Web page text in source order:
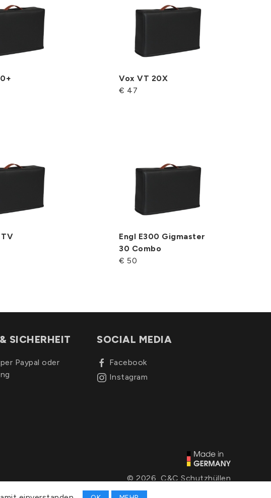
Vox VT 20X
€ 47
Engl E300 Gigmaster
30 Combo
€ 50
SICHERHEIT
Paypal oder
SOCIAL MEDIA
Facebook
Instagram
© 2026, C&C Schutzhüllen